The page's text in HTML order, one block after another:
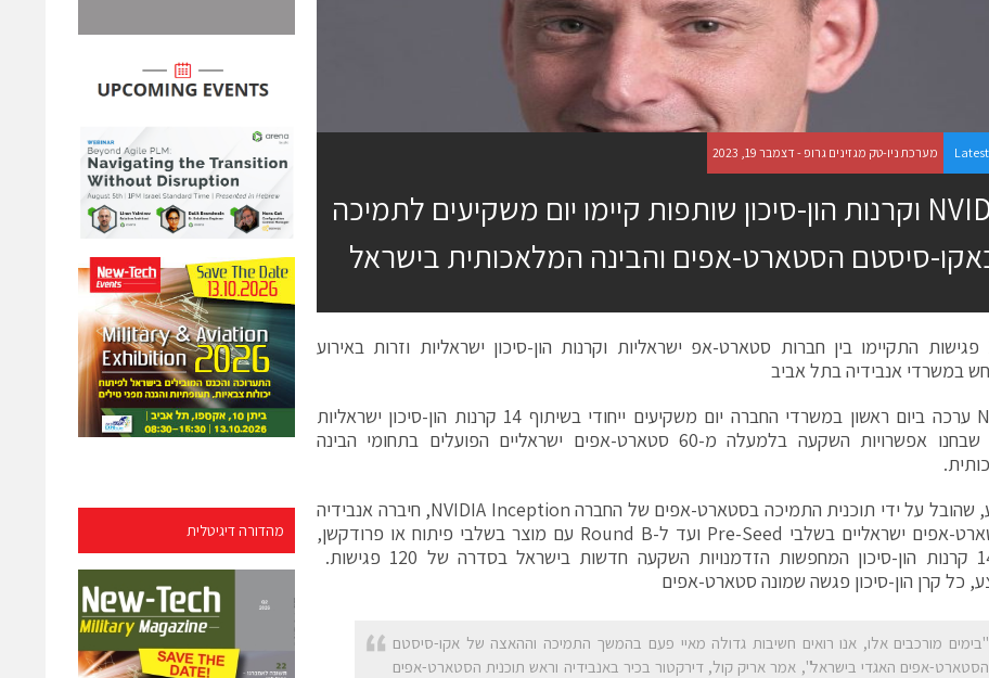
מהדורה דיגיטלית
מערכת ניו-טק מגזינים גרופ - דצמבר 19, 2023
NVIDIA וקרנות הון-סיכון שותפות קיימו יום משקיעים לתמיכה
סיסטם הסטארט-אפים והבינה המלאכותית בישראל
כ-120 פגישות התקיימו בין חברות סטארט-אפ ישראליות וקרנות הון-סיכון ישראליות וזרות באירוע
במשרדי אנבידיה בתל אביב
NVIDIA ערכה ביום ראשון במשרדי החברה יום משקיעים ייחודי בשיתוף 14 קרנות הון-סיכון ישראליות
וזרות, שבחנו אפשרויות השקעה בלמעלה מ-60 סטארט-אפים ישראליים הפועלים בתחומי הבינה
באירוע, שהובל על ידי תוכנית התמיכה בסטארט-אפים של החברה NVIDIA Inception, חיברה אנבידיה
בין סטארט-אפים ישראליים בשלבי Pre-Seed ועד ל-Round B עם מוצר בשלבי פיתוח או פרודקשן,
לבין 14 קרנות הון-סיכון המחפשות הזדמנויות השקעה חדשות בישראל בסדרה של 120 פגישות.
כל קרן הון-סיכון פגשה שמונה סטארט-אפים
"בימים מורכבים אלו, אנו רואים חשיבות גדולה מאיי פעם בהמשך התמיכה וההאצה של אקו-סיסטם
הסטארט-אפים האגדי בישראל", אמר אריק קול, דירקטור בכיר באנבידיה וראש תוכנית הסטארט-אפים